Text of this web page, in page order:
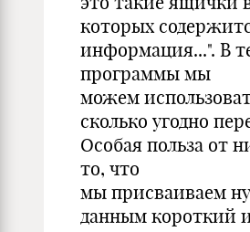
которых
информация...". В
программы мы
можем
сколько угодно
Особая польза от
то, что
мы присваиваем
данным короткий